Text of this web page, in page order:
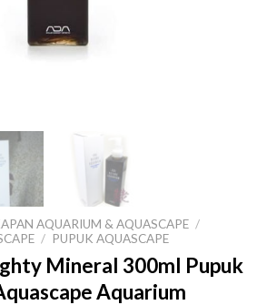
AQUARIUM & AQUASCAPE /
/ PUPUK AQUASCAPE
Mineral 300ml Pupuk
Aquarium